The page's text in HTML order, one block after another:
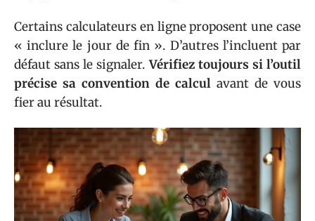
Certains calculateurs en ligne proposent une case
« inclure le jour de fin ». D’autres l’incluent par
défaut sans le signaler.Vérifiez toujours si l’outil
précise sa convention de calcul avant de vous
fier au résultat.